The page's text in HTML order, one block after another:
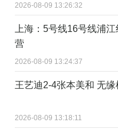
2026-08-09 13:26:32
上海：5号线16号线浦
营
2026-08-09 13:24:37
王艺迪2-4张本美和 无
2026-08-09 13:18:11